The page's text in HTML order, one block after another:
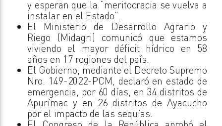
y esperan que la “meritocracia se vuelva a
instalar en el Estado”.
El Ministerio de Desarrollo Agrario y
Riego (Midagri) comunicó que estamos
viviendo el mayor déficit hídrico en 58
años en 17 regiones del país.
El Gobierno, mediante el Decreto Supremo
Nro. 149-2022-PCM, declaró en estado de
emergencia, por 60 días, en 34 distritos de
Apurímac y en 26 distritos de Ayacucho
por el impacto de las sequías.